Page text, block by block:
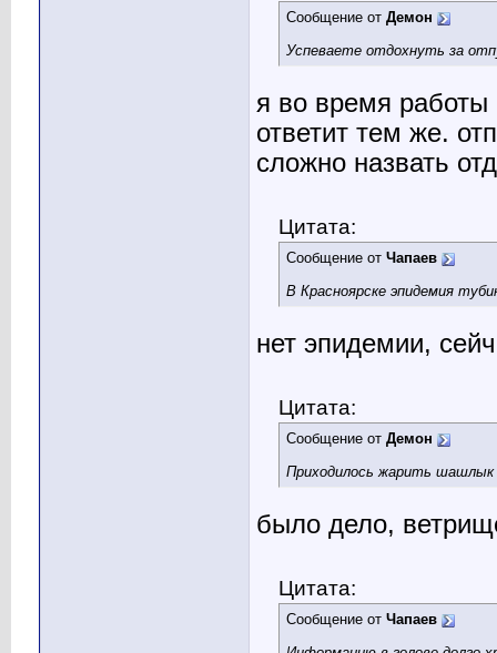
Сообщение от Демон
Успеваете отдохнуть за
я во время работы
ответит тем же.
сложно назвать
Цитата:
Сообщение от Чапаев
В Красноярске эпидемия
нет эпидемии,
Цитата:
Сообщение от Демон
Приходилось жарить шашлык
было дело,
Цитата:
Сообщение от Чапаев